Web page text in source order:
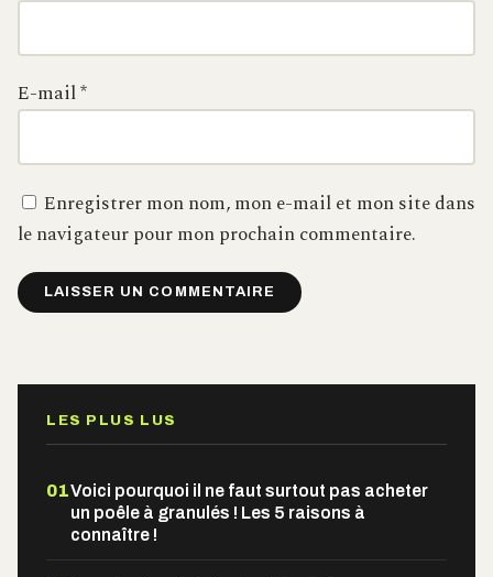
E-mail*
Enregistrer mon nom, mon e-mail et mon site dans
le navigateur pour mon prochain commentaire.
LES PLUS LUS
01Voici pourquoi il ne faut surtout pas acheter
un poêle à granulés ! Les 5 raisons à
connaître !